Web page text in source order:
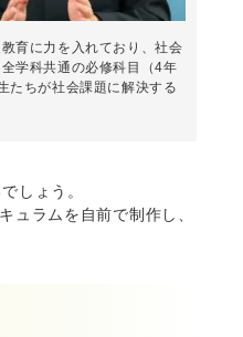
教育に力を入れており、社会
学科共通の必修科目（4年
たちが社会課題に解決する
しょう。
ュラムを自前で制作し、